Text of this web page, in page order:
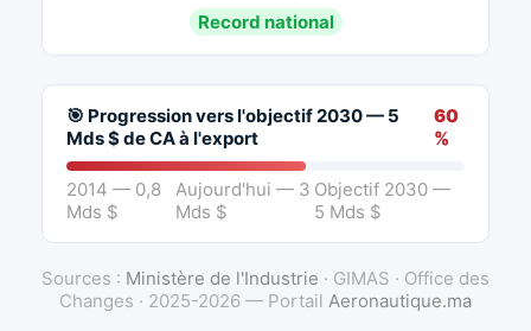
Record national
🎯 Progression vers l'objectif 2030 — 5
Mds $ de CA à l'export
60
%
2014 — 0,8
Mds $
Aujourd'hui — 3
Mds $
Objectif 2030 —
5 Mds $
Sources : Ministère de l'Industrie · GIMAS · Office des
Changes · 2025-2026 — Portail Aeronautique.ma